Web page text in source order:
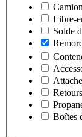
Libre-
Solde
Boîtes